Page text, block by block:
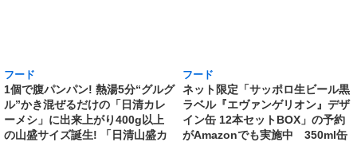
レーメシ 欧風ビーフ」「日清山盛
ハヤシメシ デミグラス」が発売
[2026/3/30 19:25:01]
には「エヴァンゲリオン初号機」
を、500ml缶には「エヴァンゲリ
オン第13号機」のスペシャルデザ
インを採用
[2026/3/30 18:39:38]